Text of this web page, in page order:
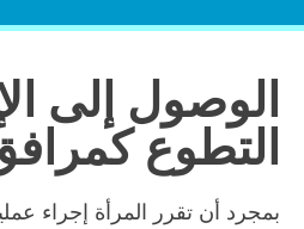
الوصول إلى
التطوع
بمجرد أن تقرر المرأة إجراء